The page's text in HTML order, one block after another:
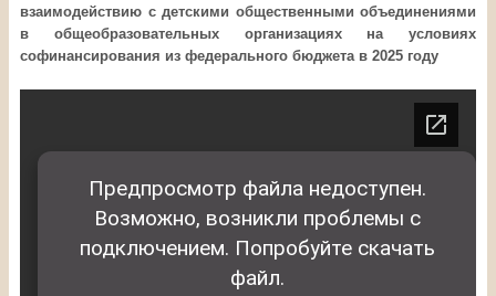
взаимодействию с детскими общественными объединениями
в общеобразовательных организациях на условиях
софинансирования из федерального бюджета в 2025 году